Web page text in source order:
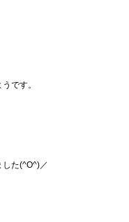
です。
た(^O^)／